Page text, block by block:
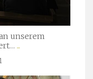
unserem
...
1